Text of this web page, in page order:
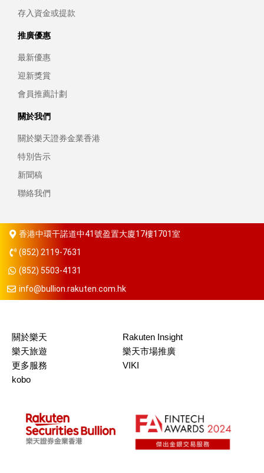
存入資金或提款
推廣優惠
最新優惠
迎新獎賞
會員推薦計劃
關於我們
關於樂天證券金業香港
特別告示
新聞稿
聯絡我們
香港中環干諾道中41號盈置大廈17樓1701室
(852) 2119-7631
(852) 5503-4131
info@bullion.rakuten.com.hk
關於樂天
Rakuten Insight
樂天旅遊
樂天市場推廣
更多服務
VIKI
kobo